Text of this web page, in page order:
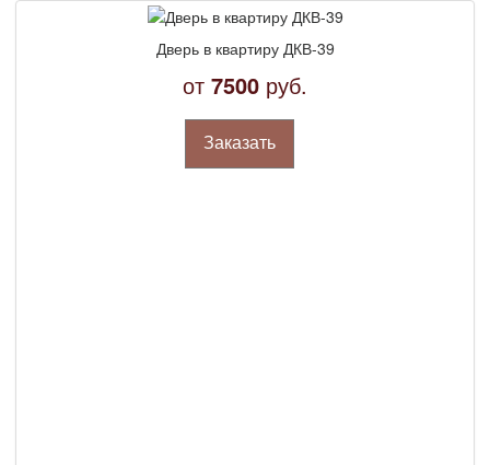
Дверь в квартиру ДКВ-39
от 7500 руб.
Заказать